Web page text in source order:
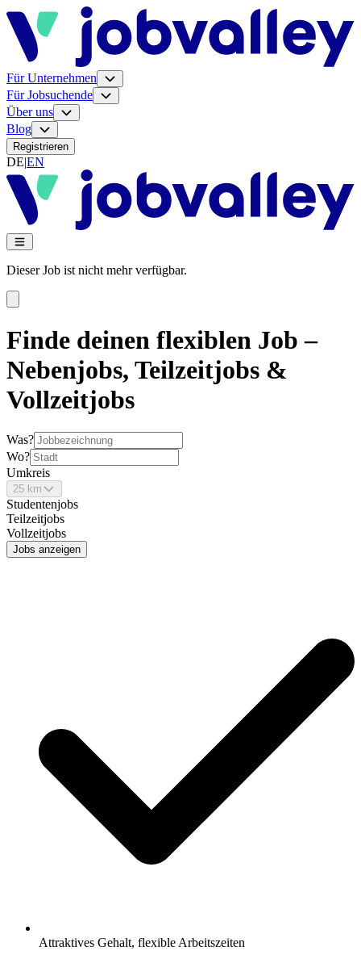
Für Unternehmen
Für Jobsuchende
Über uns
Blog
Registrieren
DE|EN
Dieser Job ist nicht mehr verfügbar.
Finde deinen flexiblen Job –
Nebenjobs, Teilzeitjobs &
Vollzeitjobs
Was?
Wo?
Umkreis
25 km
Studentenjobs
Teilzeitjobs
Vollzeitjobs
Jobs anzeigen
Attraktives Gehalt, flexible Arbeitszeiten